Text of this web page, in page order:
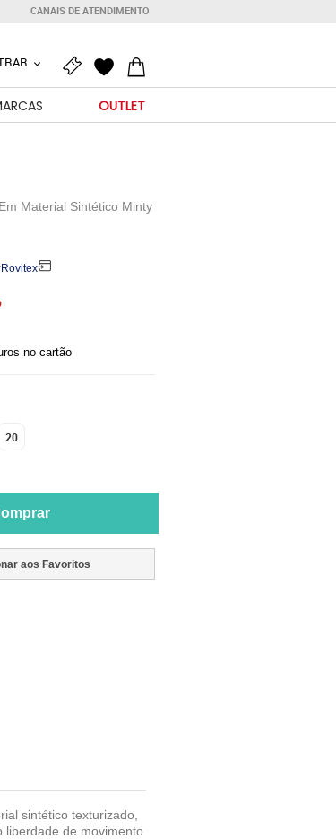
CANAIS DE ATENDIMENTO
OUTLET
Material Sintético Minty
Rovitex
no cartão
20
aos Favoritos
sintético texturizado,
liberdade de movimento